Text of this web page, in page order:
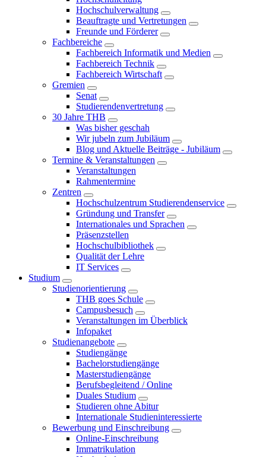
Hochschulverwaltung
Beauftragte und Vertretungen
Freunde und Förderer
Fachbereiche
Fachbereich Informatik und Medien
Fachbereich Technik
Fachbereich Wirtschaft
Gremien
Senat
Studierendenvertretung
30 Jahre THB
Was bisher geschah
Wir jubeln zum Jubiläum
Blog und Aktuelle Beiträge - Jubiläum
Termine & Veranstaltungen
Veranstaltungen
Rahmentermine
Zentren
Hochschulzentrum Studierendenservice
Gründung und Transfer
Internationales und Sprachen
Präsenzstellen
Hochschulbibliothek
Qualität der Lehre
IT Services
Studium
Studienorientierung
THB goes Schule
Campusbesuch
Veranstaltungen im Überblick
Infopaket
Studienangebote
Studiengänge
Bachelorstudiengänge
Masterstudiengänge
Berufsbegleitend / Online
Duales Studium
Studieren ohne Abitur
Internationale Studieninteressierte
Bewerbung und Einschreibung
Online-Einschreibung
Immatrikulation